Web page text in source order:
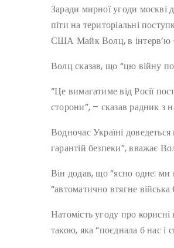
Заради мирної угоди москві
піти на територіальні
США Майк Волц, в інтерв’ю
Волц сказав, що “цю війну
“Це вимагатиме від Росії
сторони”, – сказав радник з
Водночас Україні
гарантій безпеки”, вважає
Він додав, що “ясно одне: ми
“автоматично втягне
Натомість угоду про
такою, яка “поєднала б нас і